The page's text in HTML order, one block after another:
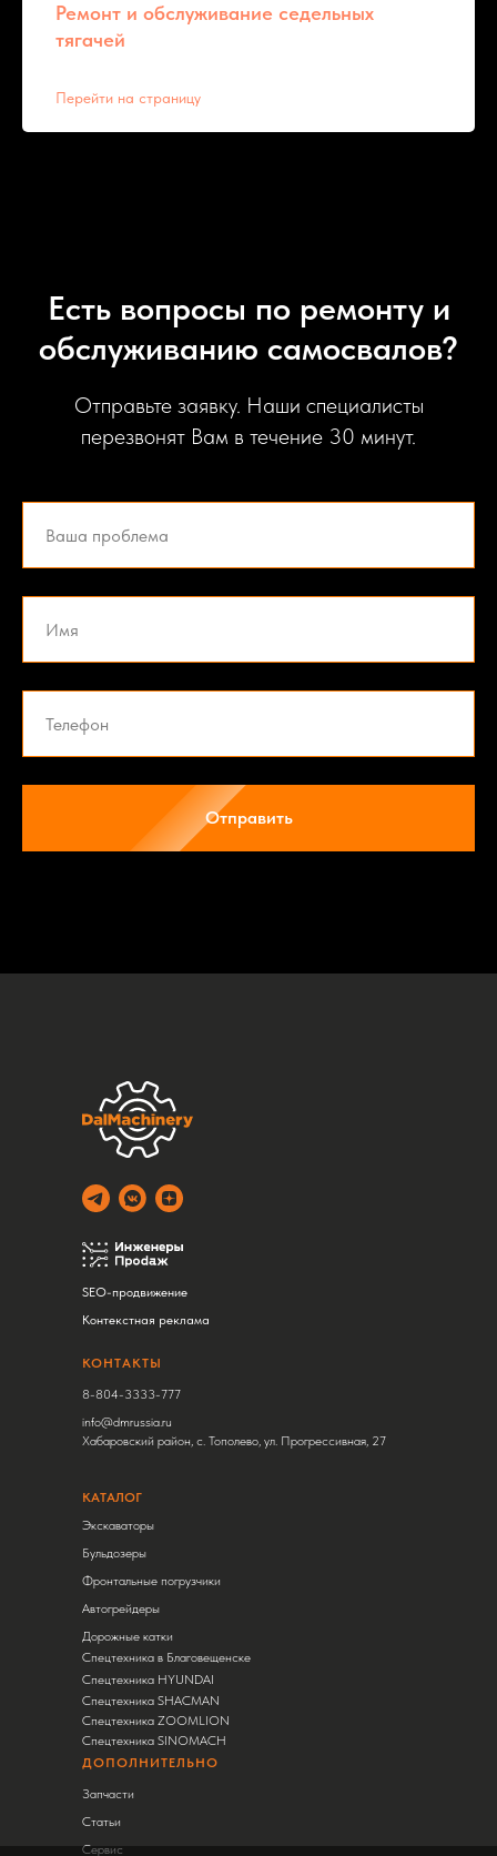
Ремонт и обслуживание седельных
тягачей
Перейти на страницу
Есть вопросы по ремонту и
обслуживанию самосвалов?
Отправьте заявку. Наши специалисты
перезвонят Вам в течение 30 минут.
Отправить
Экскаваторы
Бульдозеры
Фронтальные погрузчики
Автогрейдеры
Дорожные катки
Спецтехника в Благовещенске
Спецтехника HYUNDAI
Спецтехника SHACMAN
Спецтехника ZOOMLION
Спецтехника SINOMACH
КАТАЛОГ
SEO-продвижение
Контекстная реклама
8-804-3333-777
info@dmrussia.ru
Хабаровский район, с. Тополево, ул. Прогрессивная, 27
КОНТАКТЫ
Запчасти
Статьи
Сервис
ДОПОЛНИТЕЛЬНО